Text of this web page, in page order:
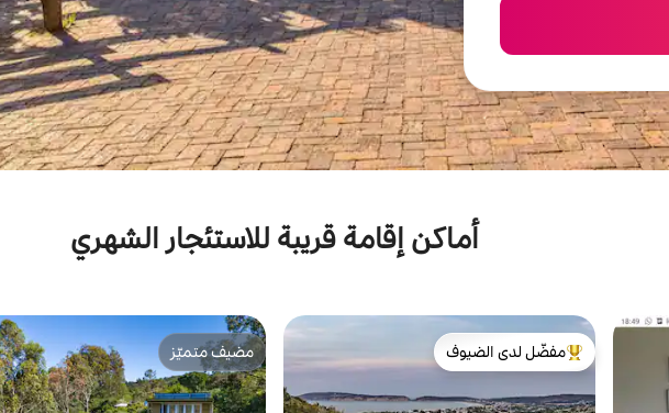
أماكن إقامة قريبة للاستئجار الشهري
من أبرز البيوت المفضّلة لدى الضيوف
مفضّل لدى الضيوف
مضيف متميّز
مضيف متميّز